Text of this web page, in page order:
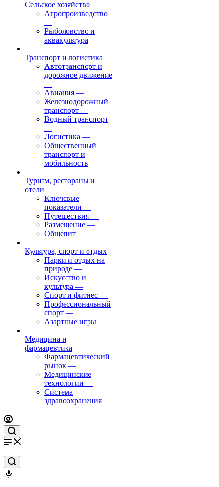
Сельское хозяйство
Агропроизводство
—
Рыболовство и
аквакультура
Транспорт и логистика
Автотранспорт и
дорожное движение
—
Авиация —
Железнодорожный
транспорт —
Водный транспорт
—
Логистика —
Общественный
транспорт и
мобильность
Туризм, рестораны и
отели
Ключевые
показатели —
Путешествия —
Размещение —
Общепит
Культура, спорт и отдых
Парки и отдых на
природе —
Искусство и
культура —
Спорт и фитнес —
Профессиональный
спорт —
Азартные игры
Медицина и
фармацевтика
Фармацевтический
рынок —
Медицинские
технологии —
Система
здравоохранения